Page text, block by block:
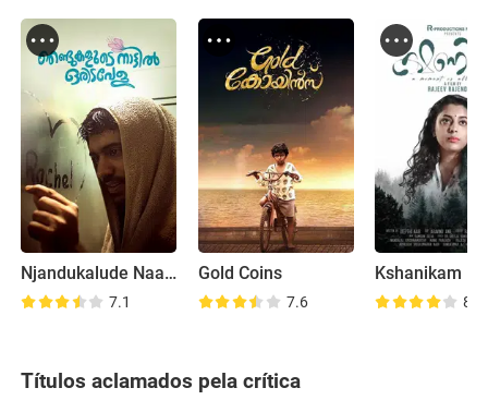
Njandukalude Naattil Oridavela
7.1
Gold Coins
7.6
Kshanikam
8.9
Títulos aclamados pela crítica